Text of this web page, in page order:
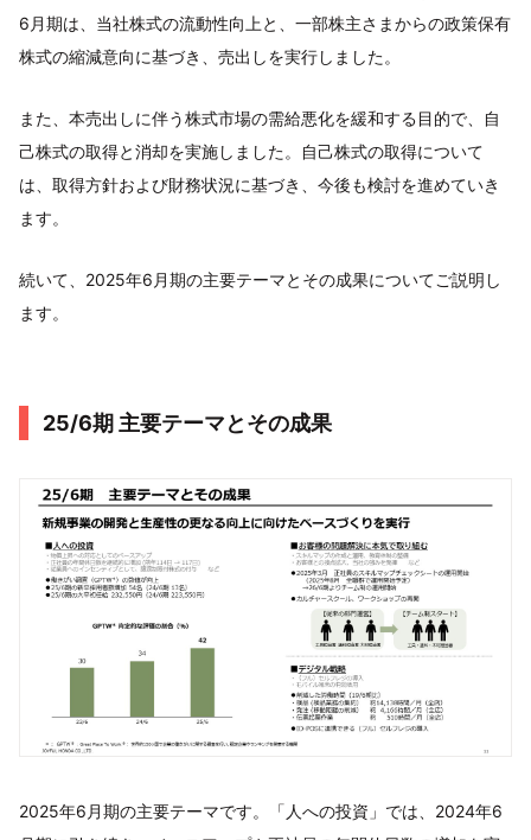
6月期は、当社株式の流動性向上と、一部株主さまからの政策保有
株式の縮減意向に基づき、売出しを実行しました。
また、本売出しに伴う株式市場の需給悪化を緩和する目的で、自
己株式の取得と消却を実施しました。自己株式の取得について
は、取得方針および財務状況に基づき、今後も検討を進めていき
ます。
続いて、2025年6月期の主要テーマとその成果についてご説明し
ます。
25/6期 主要テーマとその成果
2025年6月期の主要テーマです。「人への投資」では、2024年6